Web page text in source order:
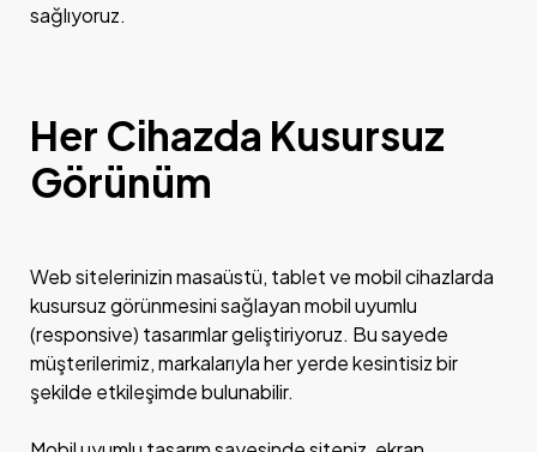
sağlıyoruz.
Her Cihazda Kusursuz
Görünüm
Web sitelerinizin masaüstü, tablet ve mobil cihazlarda
kusursuz görünmesini sağlayan mobil uyumlu
(responsive) tasarımlar geliştiriyoruz. Bu sayede
müşterilerimiz, markalarıyla her yerde kesintisiz bir
şekilde etkileşimde bulunabilir.